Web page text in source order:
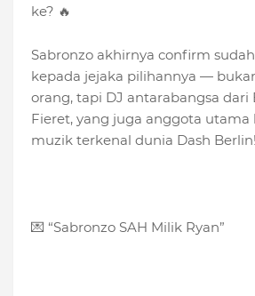
ke? 🔥
Sabronzo akhirnya confirm
kepada jejaka pilihannya —
orang, tapi DJ antarabangsa dari
Fieret, yang juga anggota
muzik terkenal dunia Dash
💌 “Sabronzo SAH Milik Ryan”